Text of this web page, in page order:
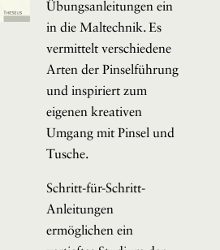
Übungsanleitungen ein
in die Maltechnik. Es
vermittelt verschiedene
Arten der Pinselführung
und inspiriert zum
eigenen kreativen
Umgang mit Pinsel und
Tusche.
Schritt-für-Schritt-
Anleitungen
ermöglichen ein